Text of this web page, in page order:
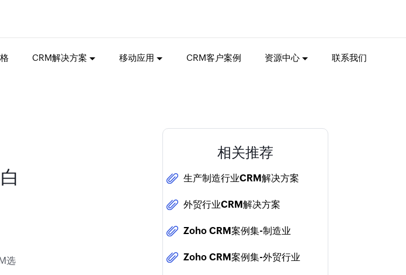
CRM解决方案 移动应用 CRM客户案例 资源中心 联系我们
选
相关推荐
生产制造行业CRM解决方案
外贸行业CRM解决方案
Zoho CRM案例集-制造业
Zoho CRM案例集-外贸行业